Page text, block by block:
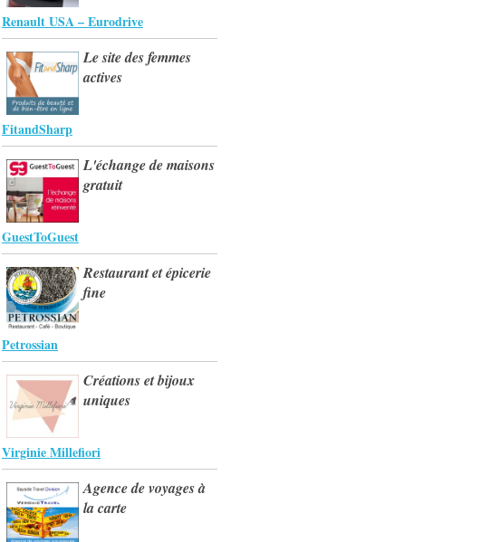
Renault USA – Eurodrive
Le site des femmes
actives
FitandSharp
L'échange de maisons
gratuit
GuestToGuest
Restaurant et épicerie
fine
Petrossian
Créations et bijoux
uniques
Virginie Millefiori
Agence de voyages à
la carte